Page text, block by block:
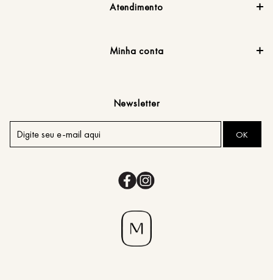
Atendimento
Minha conta
Newsletter
OK